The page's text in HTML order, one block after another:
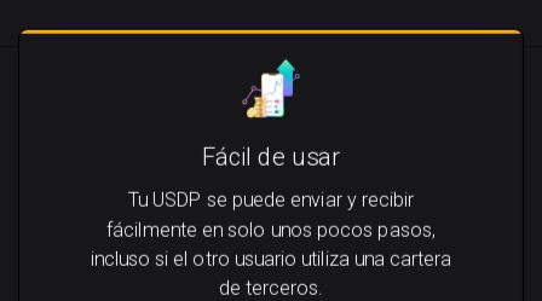
Fácil de usar
Tu USDP se puede enviar y recibir
fácilmente en solo unos pocos pasos,
incluso si el otro usuario utiliza una cartera
de terceros.